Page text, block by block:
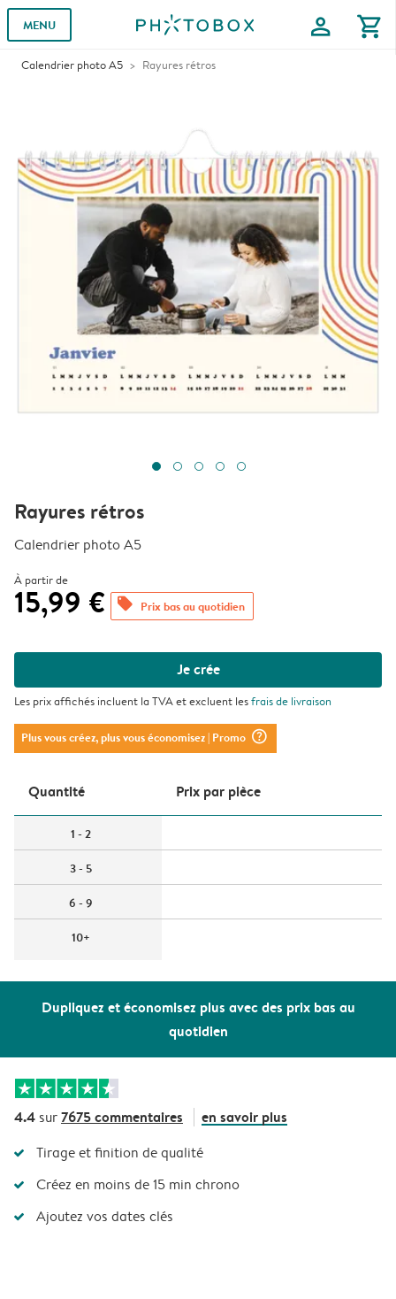
MENU profile shopping_cart
Calendrier photo A5 Rayures rétros
Dupliquez et économisez plus avec des prix bas au
quotidien
Rayures rétros
Calendrier photo A5
À partir de
15,99 € offers Prix bas au quotidien
Je crée
Les prix affichés incluent la TVA et excluent lesfrais de livraison
Plus vous créez, plus vous économisez| Promo question_mark_circle
Quantité Prix ​​par pièce
1 - 2
3 - 5
6 - 9
10+
4.4 sur7675 commentaires en savoir plus
Tirage et finition de qualité
Créez en moins de 15 min chrono
Ajoutez vos dates clés